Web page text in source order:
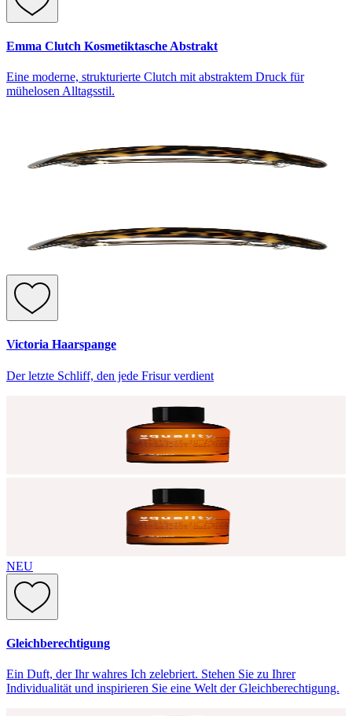
Emma Clutch Kosmetiktasche Abstrakt
Eine moderne, strukturierte Clutch mit abstraktem Druck für
mühelosen Alltagsstil.
Victoria Haarspange
Der letzte Schliff, den jede Frisur verdient
NEU
Gleichberechtigung
Ein Duft, der Ihr wahres Ich zelebriert. Stehen Sie zu Ihrer
Individualität und inspirieren Sie eine Welt der Gleichberechtigung.